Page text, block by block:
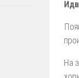
На